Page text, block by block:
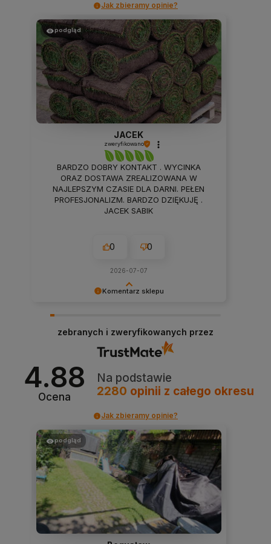
Jak zbieramy opinie?
Komentarz sklepu
jakość naszych usług. Mamy nadzieję, że już
teraz sprostaliśmy Twoim wymaganiom i wrócisz
do nas ponownie.
podgląd
JACEK
zweryfikowano
BARDZO DOBRY KONTAKT . WYCINKA
ORAZ DOSTAWA ZREALIZOWANA W
NAJLEPSZYM CZASIE DLA DARNI. PEŁEN
PROFESJONALIZM. BARDZO DZIĘKUJĘ .
JACEK SABIK
0 0
2026-07-07
zebranych i zweryfikowanych przez
4.88
Ocena
Na podstawie
2280 opinii z całego okresu
Jak zbieramy opinie?
podgląd